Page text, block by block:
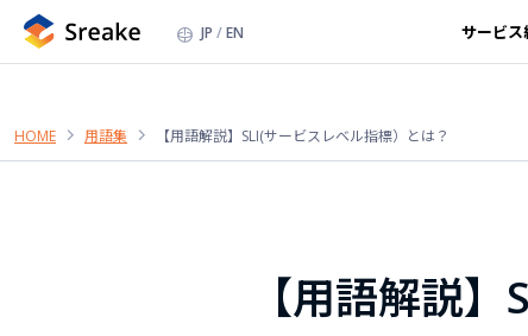
EN
JP サービス
HOME 用語集 【用語解説】SLI(サービスレベル指標）とは？
【用語解説